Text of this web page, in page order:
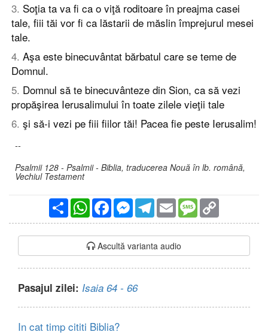
3. Soţia ta va fi ca o viţă roditoare în preajma casei
tale, fiii tăi vor fi ca lăstarii de măslin împrejurul mesei
tale.
4. Aşa este binecuvântat bărbatul care se teme de
Domnul.
5. Domnul să te binecuvânteze din Sion, ca să vezi
propăşirea Ierusalimului în toate zilele vieţii tale
6. şi să-i vezi pe fiii fiilor tăi! Pacea fie peste Ierusalim!
--
Psalmii 128 - Psalmii - Biblia, traducerea Nouă în lb. română,
Vechiul Testament
PartajareWhatsAppFacebookMessengerTelegram
Email Message
Ascultă varianta audio
Pasajul zilei: Isaia 64 - 66
In cat timp cititi Biblia?